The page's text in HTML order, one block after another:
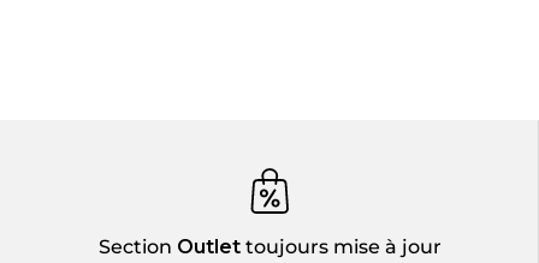
Section Outlettoujours mise à jour